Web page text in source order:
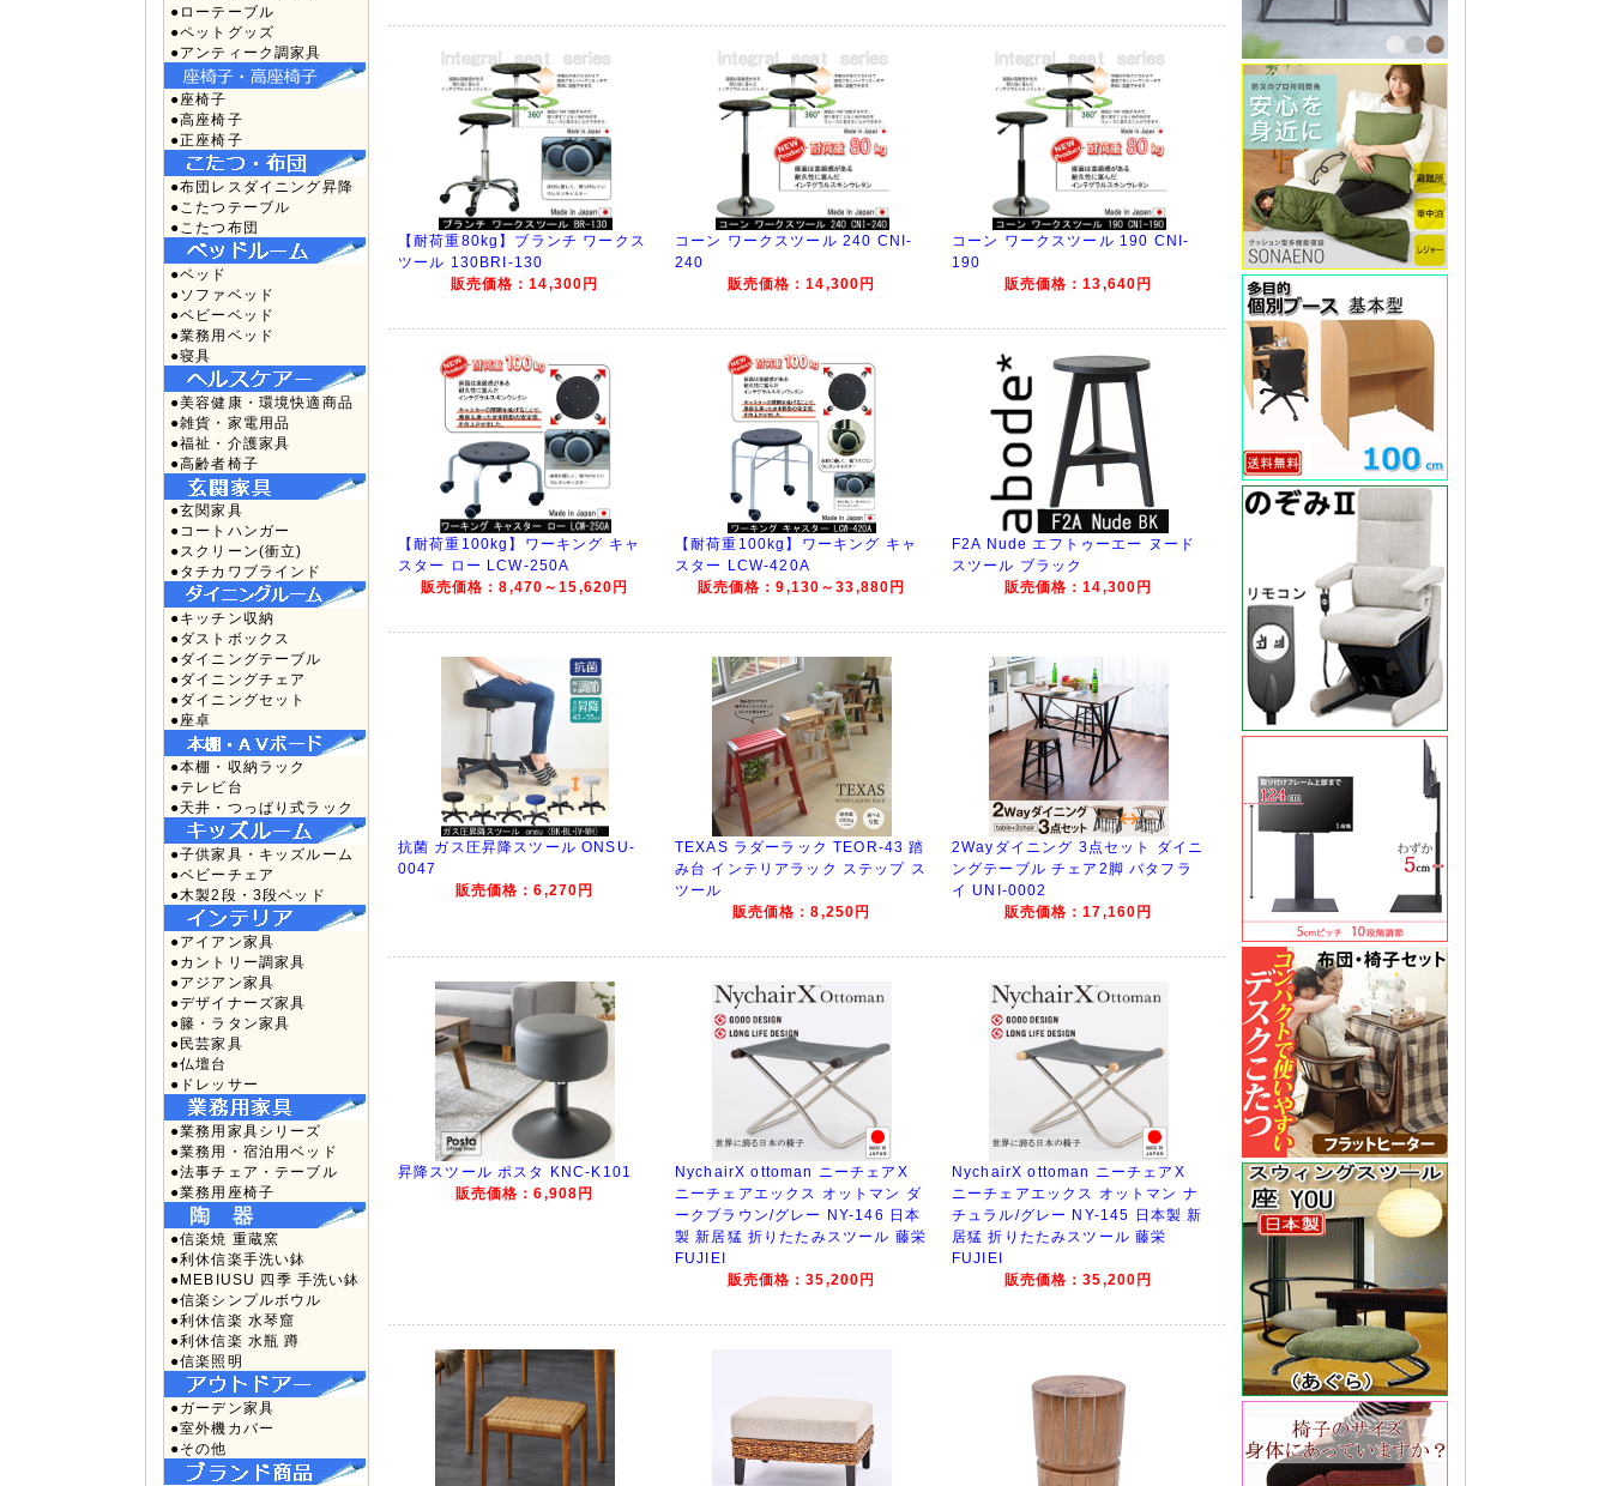
●ローテーブル
●ペットグッズ
●アンティーク調家具
●座椅子
●高座椅子
●正座椅子
●布団レスダイニング昇降
●こたつテーブル
●こたつ布団
●ベッド
●ソファベッド
●ベビーベッド
●業務用ベッド
●寝具
●美容健康・環境快適商品
●雑貨・家電用品
●福祉・介護家具
●高齢者椅子
●玄関家具
●コートハンガー
●スクリーン(衝立)
●タチカワブラインド
●キッチン収納
●ダストボックス
●ダイニングテーブル
●ダイニングチェア
●ダイニングセット
●座卓
●本棚・収納ラック
●テレビ台
●天井・つっぱり式ラック
●子供家具・キッズルーム
●ベビーチェア
●木製2段・3段ベッド
●アイアン家具
●カントリー調家具
●アジアン家具
●デザイナーズ家具
●籐・ラタン家具
●民芸家具
●仏壇台
●ドレッサー
●業務用家具シリーズ
●業務用・宿泊用ベッド
●法事チェア・テーブル
●業務用座椅子
●信楽焼 重蔵窯
●利休信楽手洗い鉢
●MEBIUSU 四季 手洗い鉢
●信楽シンプルボウル
●利休信楽 水琴窟
●利休信楽 水瓶 蹲
●信楽照明
●ガーデン家具
●室外機カバー
●その他
【耐荷重80kg】ブランチ ワークス
ツール 130BRI-130
販売価格：14,300円
コーン ワークスツール 240 CNI-
240
販売価格：14,300円
コーン ワークスツール 190 CNI-
190
販売価格：13,640円
【耐荷重100kg】ワーキング キャ
スター ロー LCW-250A
販売価格：8,470～15,620円
【耐荷重100kg】ワーキング キャ
スター LCW-420A
販売価格：9,130～33,880円
F2A Nude エフトゥーエー ヌード
スツール ブラック
販売価格：14,300円
抗菌 ガス圧昇降スツール ONSU-
0047
販売価格：6,270円
TEXAS ラダーラック TEOR-43 踏
み台 インテリアラック ステップ ス
ツール
販売価格：8,250円
2Wayダイニング 3点セット ダイニ
ングテーブル チェア2脚 バタフラ
イ UNI-0002
販売価格：17,160円
昇降スツール ポスタ KNC-K101
販売価格：6,908円
NychairX ottoman ニーチェアX
ニーチェアエックス オットマン ダ
ークブラウン/グレー NY-146 日本
製 新居猛 折りたたみスツール 藤栄
FUJIEI
販売価格：35,200円
NychairX ottoman ニーチェアX
ニーチェアエックス オットマン ナ
チュラル/グレー NY-145 日本製 新
居猛 折りたたみスツール 藤栄
FUJIEI
販売価格：35,200円